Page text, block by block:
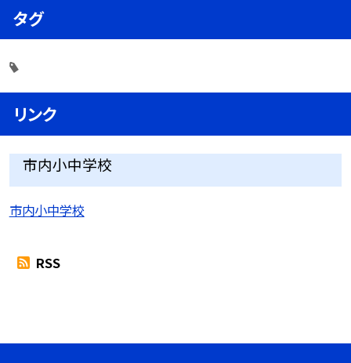
タグ
リンク
市内小中学校
市内小中学校
RSS